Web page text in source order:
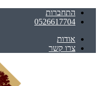
התחברות
0526617704
אודות
צרו קשר